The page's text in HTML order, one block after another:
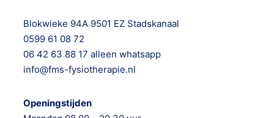
Blokwieke 94A 9501 EZ Stadskanaal
0599 61 08 72
06 42 63 88 17 alleen whatsapp
info@fms-fysiotherapie.nl
Openingstijden